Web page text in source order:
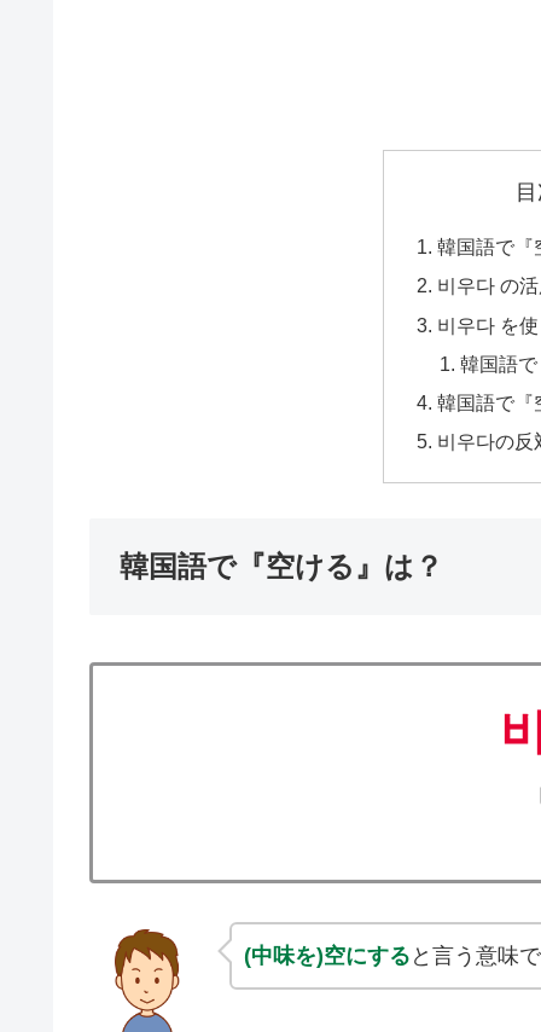
韓国語で『
비우다 の
비우다 を
韓国語
韓国語で『
비우다の反
韓国語で『空ける』は？
(中味を)空にする と言う意味